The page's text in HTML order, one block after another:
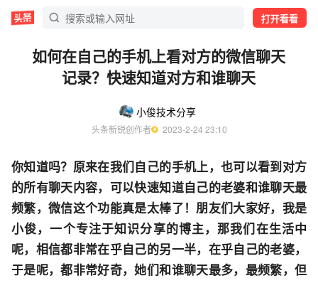
打开看看
如何在自己的手机上看对方的微信聊天
记录？快速知道对方和谁聊天
小俊技术分享
头条新锐创作者
  2023-2-24 23:10
你知道吗？原来在我们自己的手机上，也可以看到对方
的所有聊天内容，可以快速知道自己的老婆和谁聊天最
频繁，微信这个功能真是太棒了！朋友们大家好，我是
小俊，一个专注于知识分享的博主，那我们在生活中
呢，相信都非常在乎自己的另一半，在乎自己的老婆，
于是呢，都非常好奇，她们和谁聊天最多，最频繁，但